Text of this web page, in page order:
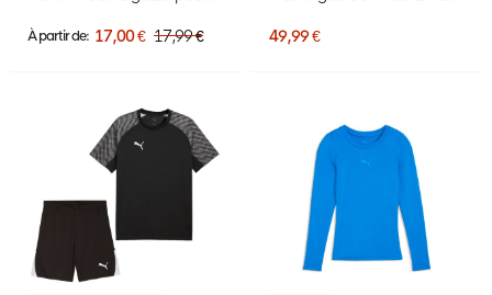
À partir de: 17,00 € 17,99 €
49,99 €